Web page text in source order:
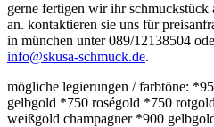
gerne fertigen wir ihr
an. kontaktieren sie uns für
in münchen unter 089/12138504
info@skusa-schmuck.de.
mögliche legierungen / farbtöne:
gelbgold *750 roségold *750
weißgold champagner *900